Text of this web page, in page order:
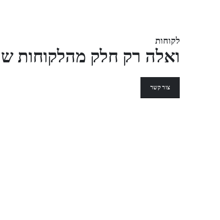
לקוחות
ואלה רק חלק מהלקוחות
צור קשר